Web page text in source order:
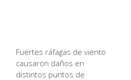
Fuertes ráfagas de viento
causaron daños en
distintos puntos de